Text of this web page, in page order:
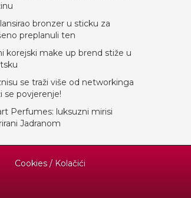
bronzer u sticku za
preplanuli ten
korejski make up brend stiže u
se traži više od networkinga
se povjerenje!
Perfumes: luksuzni mirisi
Jadranom
Cookies / Kolačići